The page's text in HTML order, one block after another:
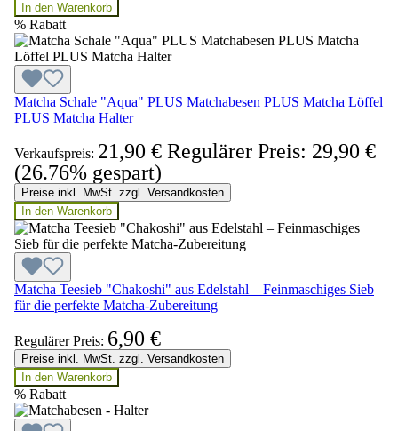
In den Warenkorb
% Rabatt
Matcha Schale "Aqua" PLUS Matchabesen PLUS Matcha Löffel
PLUS Matcha Halter
Verkaufspreis: 21,90 € Regulärer Preis: 29,90 €
(26.76% gespart)
Preise inkl. MwSt. zzgl. Versandkosten
In den Warenkorb
Matcha Teesieb "Chakoshi" aus Edelstahl – Feinmaschiges Sieb
für die perfekte Matcha-Zubereitung
Regulärer Preis: 6,90 €
Preise inkl. MwSt. zzgl. Versandkosten
In den Warenkorb
% Rabatt